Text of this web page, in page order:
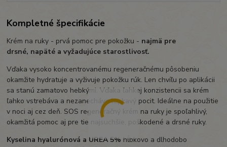
Kompletné špecifikácie
Krém na ruky - prvá pomoc pre pokožku - najmä pre
drsné, napäté a vyžadujúce starostlivosť.
Vďaka vysoko koncentrovanému regeneračnému pôsobeniu
okamžite hydratuje a vyživuje pokožku rúk. Len chvíľu po aplikácii
sa stanú zamatovo hebkými. Vďaka ľahkej konzistencii sa krém
ľahko vstrebáva a nezanecháva lepkavý pocit. Ideálne na použitie
v noci aj cez deň. SOS regeneračný krém na ruky je spoľahlivý,
okamžitá pomoc aj pre tie najsuchšie, poškodené a drsné ruky.
Kyselina hyalurónová a UREA 5% hĺbkovo a dlhodobo